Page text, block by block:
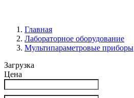
Главная
Лабораторное оборудование
Мультипараметровые приборы
Загрузка
Цена